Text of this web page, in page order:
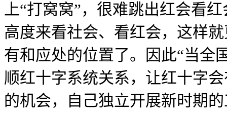
上“打窝窝”，很难跳出红会看
高度来看社会、看红会，这样
有和应处的位置了。因此“当全
顺红十字系统关系，让红十字
的机会，自己独立开展新时期